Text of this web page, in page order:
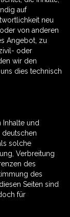
auf
neu
von anderen
Angebot, zu
oder
wir den
dies technisch
Inhalte und
solche
Verbreitung
des
des
Seiten sind
für